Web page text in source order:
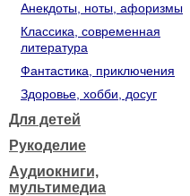
Анекдоты, ноты, афоризмы
Классика, современная
литература
Фантастика, приключения
Здоровье, хобби, досуг
Для детей
Рукоделие
Аудиокниги,
мультимедиа